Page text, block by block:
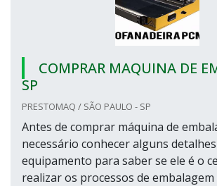
COMPRAR MAQUINA DE
SP
PRESTOMAQ / SÃO PAULO - SP
Antes de comprar máquina de
necessário conhecer alguns
equipamento para saber se ele é o
realizar os processos de embalagem